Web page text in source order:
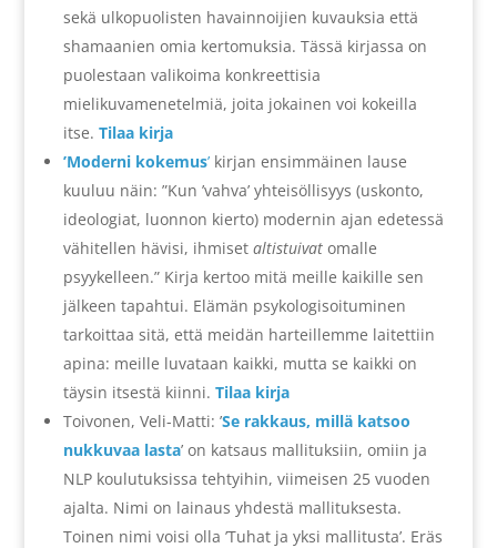
sekä ulkopuolisten havainnoijien kuvauksia että
shamaanien omia kertomuksia. Tässä kirjassa on
puolestaan valikoima konkreettisia
mielikuvamenetelmiä, joita jokainen voi kokeilla
itse. Tilaa kirja
’Moderni kokemus’kirjan ensimmäinen lause
kuuluu näin: ”Kun ’vahva’ yhteisöllisyys (uskonto,
ideologiat, luonnon kierto) modernin ajan edetessä
vähitellen hävisi, ihmiset altistuivatomalle
psyykelleen.” Kirja kertoo mitä meille kaikille sen
jälkeen tapahtui. Elämän psykologisoituminen
tarkoittaa sitä, että meidän harteillemme laitettiin
apina: meille luvataan kaikki, mutta se kaikki on
täysin itsestä kiinni. Tilaa kirja
Toivonen, Veli-Matti: ’Se rakkaus, millä katsoo
nukkuvaa lasta’ on katsaus mallituksiin, omiin ja
NLP koulutuksissa tehtyihin, viimeisen 25 vuoden
ajalta. Nimi on lainaus yhdestä mallituksesta.
Toinen nimi voisi olla ’Tuhat ja yksi mallitusta’. Eräs